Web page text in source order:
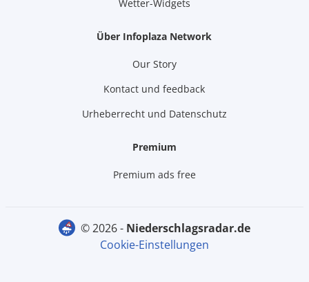
Wetter-Widgets
Über Infoplaza Network
Our Story
Kontact und feedback
Urheberrecht und Datenschutz
Premium
Premium ads free
© 2026 -
niederschlagsradar.de
Cookie-Einstellungen